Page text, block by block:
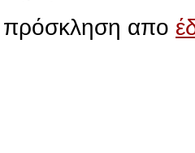
πρόσκληση απο